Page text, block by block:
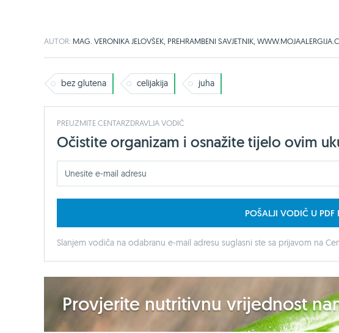
AUTOR: MAG. VERONIKA JELOVŠEK, PREHRAMBENI SAVJETNIK,
bez glutena celijakija juha
PREUZMITE CENTARZDRAVLJA VODIČ
Očistite organizam i osnažite tijelo ovim
POŠALJI VODIČ U PDF
Slanjem vodiča na odabranu e-mail adresu suglasni ste sa prijavom na
Provjerite nutritivnu vrijednost